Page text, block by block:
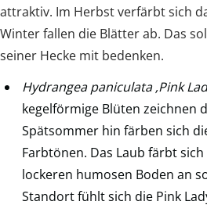
attraktiv. Im Herbst verfärbt sich
Winter fallen die Blätter ab. Das
seiner Hecke mit bedenken.
Hydrangea paniculata ‚Pink
kegelförmige Blüten zeichnen
Spätsommer hin färben sich
Farbtönen. Das Laub färbt
lockeren humosen Boden an
Standort fühlt sich die Pink